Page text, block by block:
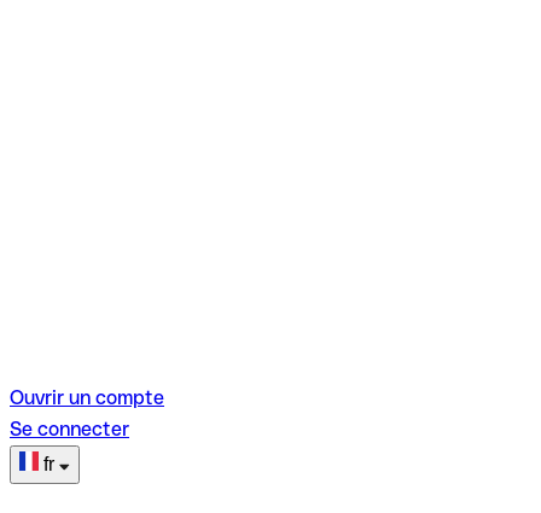
Ouvrir un compte
Se connecter
fr